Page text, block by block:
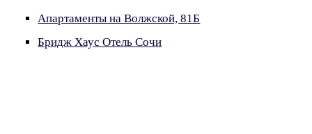
Апартаменты на Волжской, 81Б
Бридж Хаус Отель Сочи